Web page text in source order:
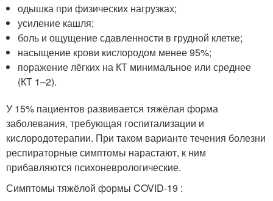
одышка при физических нагрузках;
усиление кашля;
боль и ощущение сдавленности в грудной клетке;
насыщение крови кислородом менее 95%;
поражение лёгких на КТ минимальное или среднее
(КТ 1–2).
У 15% пациентов развивается тяжёлая форма
заболевания, требующая госпитализации и
кислородотерапии. При таком варианте течения болезни
респираторные симптомы нарастают, к ним
прибавляются психоневрологические.
Симптомы тяжёлой формы COVID-19 :